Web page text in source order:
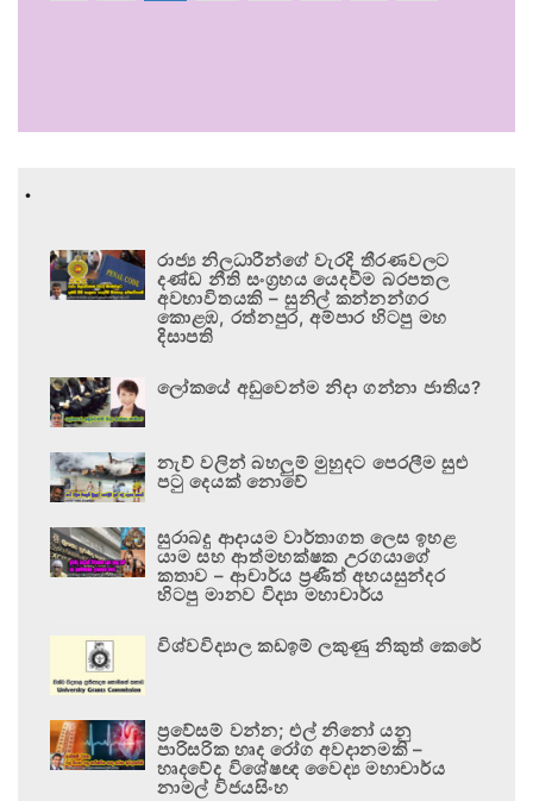
.
රාජ්‍ය නිලධාරීන්ගේ වැරදි තීරණවලට
දණ්ඩ නීති සංග්‍රහය යෙදවීම බරපතල
අවභාවිතයකි – සුනිල් කන්නන්ගර
කොළඹ, රත්නපුර, අම්පාර හිටපු මහ
දිසාපති
ලෝකයේ අඩුවෙන්ම නිදා ගන්නා ජාතිය?
නැව් වලින් බහලුම් මුහුදට පෙරලීම සුළු
පටු දෙයක් නොවේ
සුරාබදු ආදායම වාර්තාගත ලෙස ඉහළ
යාම සහ ආත්මභක්ෂක උරගයාගේ
කතාව – ආචාර්ය ප්‍රණීත් අභයසුන්දර
හිටපු මානව විද්‍යා මහාචාර්ය
විශ්වවිද්‍යාල කඩඉම් ලකුණු නිකුත් කෙරේ
ප්‍රවේසම් වන්න; එල් නිනෝ යනු
පාරිසරික හෘද රෝග අවදානමකි –
හෘදවේද විශේෂඥ වෛද්‍ය මහාචාර්ය
නාමල් විජයසිංහ